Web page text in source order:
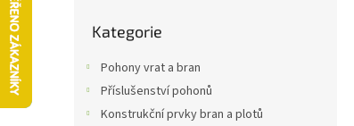
kategorie
Kategorie
Pohony vrat a bran
Příslušenství pohonů
Konstrukční prvky bran a plotů